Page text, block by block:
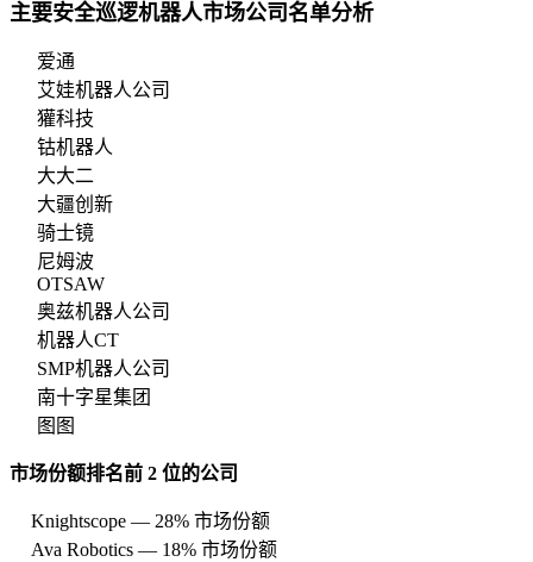
主要安全巡逻机器人市场公司名单分析
爱通
艾娃机器人公司
獾科技
钴机器人
大大二
大疆创新
骑士镜
尼姆波
OTSAW
奥兹机器人公司
机器人CT
SMP机器人公司
南十字星集团
图图
市场份额排名前 2 位的公司
Knightscope — 28% 市场份额
Ava Robotics — 18% 市场份额